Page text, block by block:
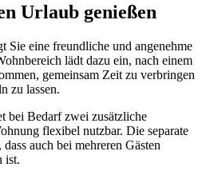
Urlaub genießen
Sie eine freundliche und angenehme
lädt dazu ein, nach einem
gemeinsam Zeit zu verbringen
zu lassen.
bei Bedarf zwei zusätzliche
flexibel nutzbar. Die separate
auch bei mehreren Gästen
ist.